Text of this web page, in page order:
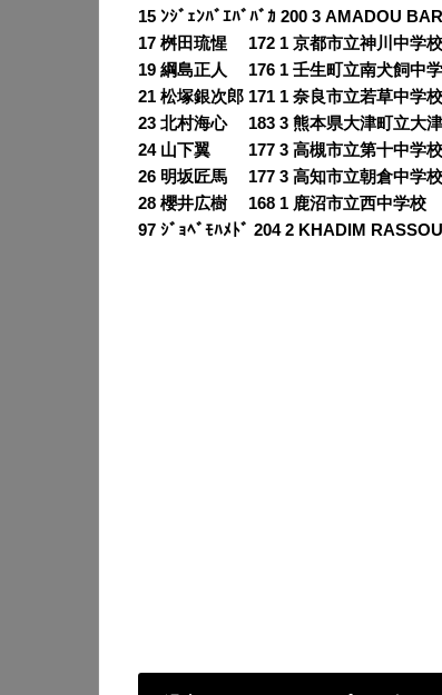
15 ﾝｼﾞｪﾝﾊﾞｴﾊﾞﾊﾞｶ 200 3 AMADOU
17 桝田琉惺 172 1 京都市立神川中学校
19 綱島正人 176 1 壬生町立南犬飼中
21 松塚銀次郎 171 1 奈良市立若草中学校
23 北村海心 183 3 熊本県大津町立大
24 山下翼 177 3 高槻市立第十中学校
26 明坂匠馬 177 3 高知市立朝倉中学校
28 櫻井広樹 168 1 鹿沼市立西中学校
97 ｼﾞｮﾍﾞﾓﾊﾒﾄﾞ 204 2 KHADIM RASSOU